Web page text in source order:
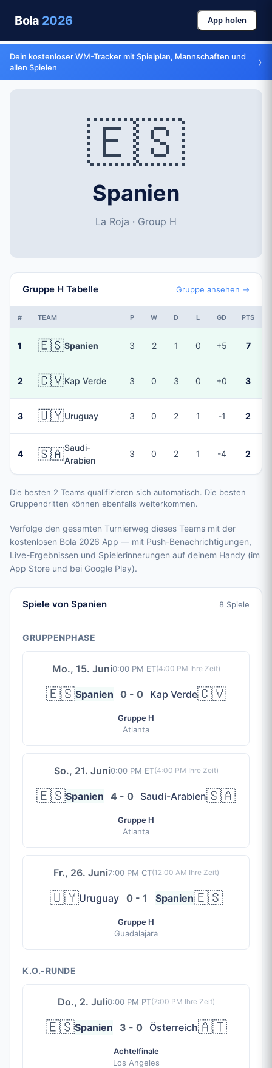
Bola 2026 App holen
Dein kostenloser WM-Tracker mit Spielplan, Mannschaften und
allen Spielen
›
🇪🇸
Spanien
La Roja · Group H
Gruppe H Tabelle Gruppe ansehen →
# TEAM P W D L GD PTS
1 🇪🇸Spanien 3 2 1 0 +5 7
2 🇨🇻Kap Verde 3 0 3 0 +0 3
3 🇺🇾Uruguay 3 0 2 1 -1 2
4 🇸🇦Saudi-
Arabien
3 0 2 1 -4 2
Die besten 2 Teams qualifizieren sich automatisch. Die besten
Gruppendritten können ebenfalls weiterkommen.
Verfolge den gesamten Turnierweg dieses Teams mit der
kostenlosen Bola 2026 App — mit Push-Benachrichtigungen,
Live-Ergebnissen und Spielerinnerungen auf deinem Handy (im
App Store und bei Google Play).
Spiele von Spanien 8 Spiele
GRUPPENPHASE
Mo., 15. Juni0:00 PM ET(4:00 PM Ihre Zeit)
🇪🇸Spanien 0 - 0 Kap Verde🇨🇻
Gruppe H
Atlanta
So., 21. Juni0:00 PM ET(4:00 PM Ihre Zeit)
🇪🇸Spanien 4 - 0 Saudi-Arabien🇸🇦
Gruppe H
Atlanta
Fr., 26. Juni7:00 PM CT(12:00 AM Ihre Zeit)
🇺🇾Uruguay 0 - 1 Spanien🇪🇸
Gruppe H
Guadalajara
K.O.-RUNDE
Do., 2. Juli0:00 PM PT(7:00 PM Ihre Zeit)
🇪🇸Spanien 3 - 0 Österreich🇦🇹
Achtelfinale
Los Angeles